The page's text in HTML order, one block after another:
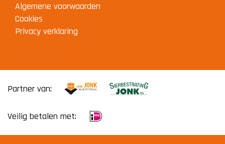
Algemene voorwaarden
Cookies
Privacy verklaring
Partner van:
Veilig betalen met: